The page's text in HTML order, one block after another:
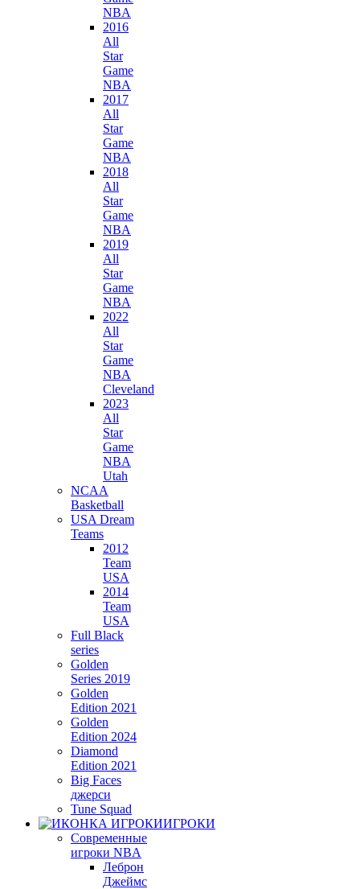
NBA
2016
All
Star
Game
NBA
2017
All
Star
Game
NBA
2018
All
Star
Game
NBA
2019
All
Star
Game
NBA
2022
All
Star
Game
NBA
Cleveland
2023
All
Star
Game
NBA
Utah
NCAA
Basketball
USA Dream
Teams
2012
Team
USA
2014
Team
USA
Full Black
series
Golden
Series 2019
Golden
Edition 2021
Golden
Edition 2024
Diamond
Edition 2021
Big Faces
джерси
Tune Squad
ИГРОКИ
Современные
игроки NBA
Леброн
Джеймс